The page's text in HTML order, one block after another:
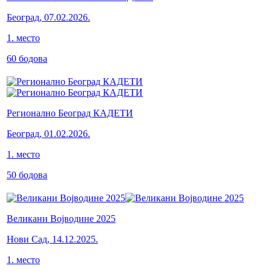
Београд, 07.02.2026.
1 . место
60 бодова
Регионално Београд КАДЕТИ
Београд, 01.02.2026.
1 . место
50 бодова
Великани Војводине 2025
Нови Сад, 14.12.2025.
1 . место